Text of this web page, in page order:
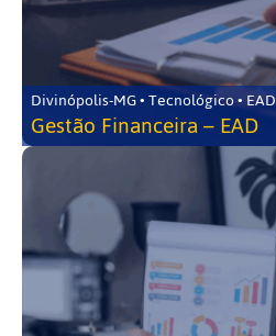
Divinópolis-MG • Tecnológico • EAD
Gestão Financeira – EAD